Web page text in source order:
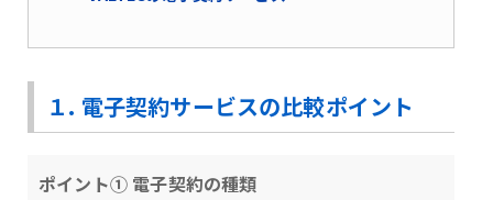
１. 電子契約サービスの比較ポイント
ポイント① 電子契約の種類